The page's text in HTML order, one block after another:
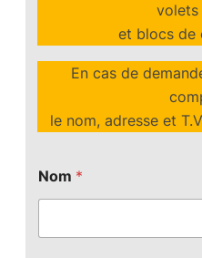
volets
et blocs de
En cas de
le nom, adresse et
Nom *